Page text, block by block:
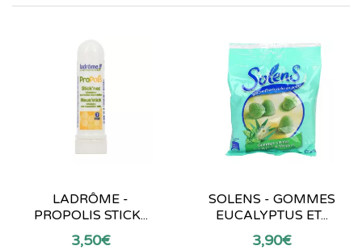
LADRÔME -
PROPOLIS STICK...
3,50€
SOLENS - GOMMES
EUCALYPTUS ET...
3,90€